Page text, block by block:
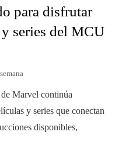
para disfrutar
series del MCU
Marvel continúa
y series que conectan
disponibles,